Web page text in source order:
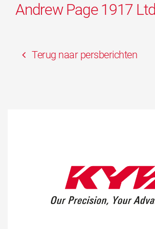
Andrew Page 1917 Ltd
Terug naar persberichten